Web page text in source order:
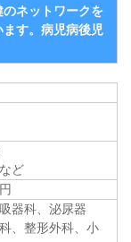
のネットワークを
す。病児病後児
ど
器科、泌尿器
、整形外科、小